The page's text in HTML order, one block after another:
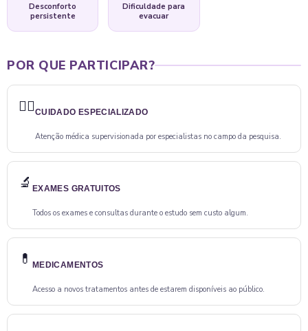
Desconforto
persistente
Dificuldade para
evacuar
POR QUE PARTICIPAR?
👨‍⚕️CUIDADO ESPECIALIZADO
Atenção médica supervisionada por especialistas no campo da pesquisa.
🔬 EXAMES GRATUITOS
Todos os exames e consultas durante o estudo sem custo algum.
💊 MEDICAMENTOS
Acesso a novos tratamentos antes de estarem disponíveis ao público.